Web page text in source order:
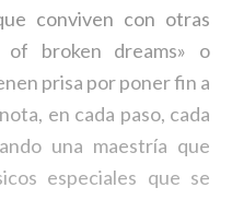
conviven con otras
of broken dreams» o
prisa por poner fin a
en cada paso, cada
una maestría que
especiales que se